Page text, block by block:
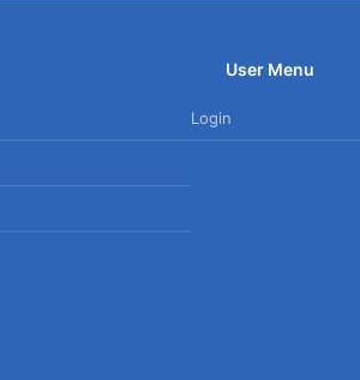
User Menu
Login